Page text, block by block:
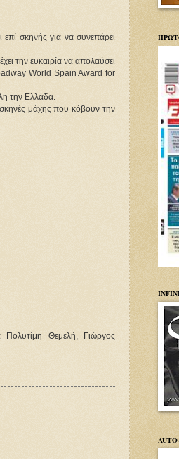
σκηνής για να συνεπάρει
την ευκαιρία να απολαύσει
World Spain Award for
την Ελλάδα.
σκηνές μάχης που κόβουν την
Πολυτίμη Θεμελή, Γιώργος